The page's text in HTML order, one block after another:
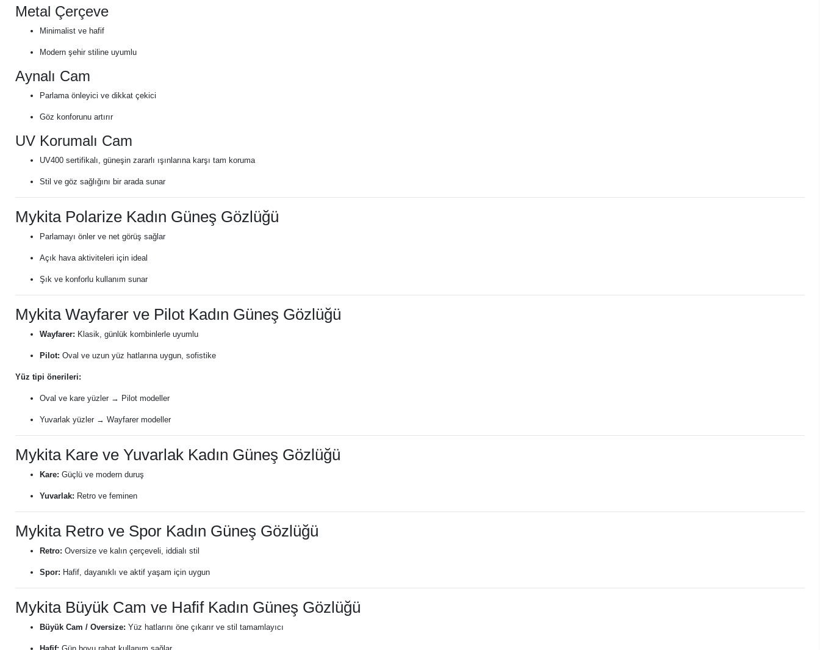
Metal Çerçeve
Minimalist ve hafif
Modern şehir stiline uyumlu
Aynalı Cam
Parlama önleyici ve dikkat çekici
Göz konforunu artırır
UV Korumalı Cam
UV400 sertifikalı, güneşin zararlı ışınlarına karşı tam koruma
Stil ve göz sağlığını bir arada sunar
Mykita Polarize Kadın Güneş Gözlüğü
Parlamayı önler ve net görüş sağlar
Açık hava aktiviteleri için ideal
Şık ve konforlu kullanım sunar
Mykita Wayfarer ve Pilot Kadın Güneş Gözlüğü
Wayfarer: Klasik, günlük kombinlerle uyumlu
Pilot: Oval ve uzun yüz hatlarına uygun, sofistike
Yüz tipi önerileri:
Oval ve kare yüzler → Pilot modeller
Yuvarlak yüzler → Wayfarer modeller
Mykita Kare ve Yuvarlak Kadın Güneş Gözlüğü
Kare: Güçlü ve modern duruş
Yuvarlak: Retro ve feminen
Mykita Retro ve Spor Kadın Güneş Gözlüğü
Retro: Oversize ve kalın çerçeveli, iddialı stil
Spor: Hafif, dayanıklı ve aktif yaşam için uygun
Mykita Büyük Cam ve Hafif Kadın Güneş Gözlüğü
Büyük Cam / Oversize: Yüz hatlarını öne çıkarır ve stil tamamlayıcı